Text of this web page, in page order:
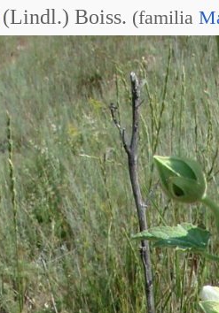
(Lindl.) Boiss. (familia